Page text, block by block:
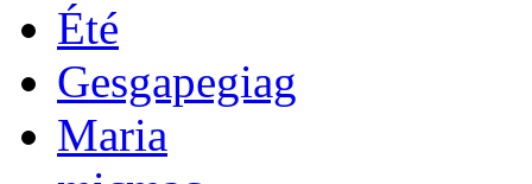
Été
Gesgapegiag
Maria